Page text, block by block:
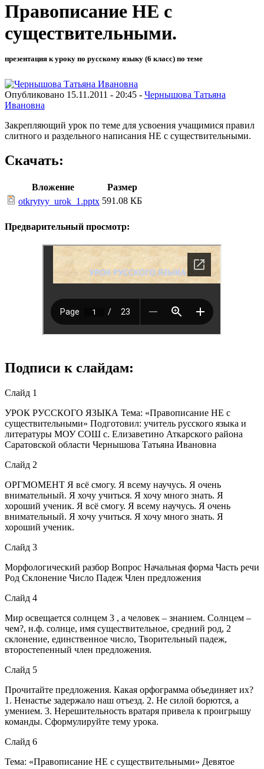
Правописание НЕ с
существительными.
презентация к уроку по русскому языку (6 класс) по теме
Опубликовано 15.11.2011 - 20:45 - Чернышова Татьяна
Ивановна
Закрепляющий урок по теме для усвоения учащимися правил
слитного и раздельного написания НЕ с существительными.
Скачать:
Вложение
Размер
otkrytyy_urok_1.pptx 591.08 КБ
Предварительный просмотр:
Подписи к слайдам:
Слайд 1
УРОК РУССКОГО ЯЗЫКА Тема: «Правописание НЕ с
существительными» Подготовил: учитель русского языка и
литературы МОУ СОШ с. Елизаветино Аткарского района
Саратовской области Чернышова Татьяна Ивановна
Слайд 2
ОРГМОМЕНТ Я всё смогу. Я всему научусь. Я очень
внимательный. Я хочу учиться. Я хочу много знать. Я
хороший ученик. Я всё смогу. Я всему научусь. Я очень
внимательный. Я хочу учиться. Я хочу много знать. Я
хороший ученик.
Слайд 3
Морфологический разбор Вопрос Начальная форма Часть речи
Род Склонение Число Падеж Член предложения
Слайд 4
Мир освещается солнцем 3 , а человек – знанием. Солнцем –
чем?, н.ф. солнце, имя существительное, средний род, 2
склонение, единственное число, Творительный падеж,
второстепенный член предложения.
Слайд 5
Прочитайте предложения. Какая орфограмма объединяет их?
1. Ненастье задержало наш отъезд. 2. Не силой борются, а
умением. 3. Нерешительность вратаря привела к проигрышу
команды. Сформулируйте тему урока.
Слайд 6
Тема: «Правописание НЕ с существительными» Девятое